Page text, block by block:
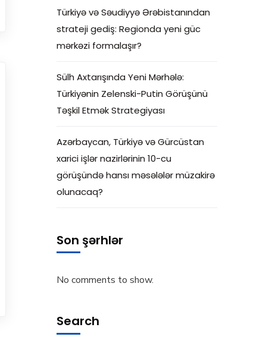
Türkiyə və Səudiyyə Ərəbistanından
strateji gediş: Regionda yeni güc
mərkəzi formalaşır?
Sülh Axtarışında Yeni Mərhələ:
Türkiyənin Zelenski-Putin Görüşünü
Təşkil Etmək Strategiyası
Azərbaycan, Türkiyə və Gürcüstan
xarici işlər nazirlərinin 10-cu
görüşündə hansı məsələlər müzakirə
olunacaq?
Son şərhlər
No comments to show.
Search